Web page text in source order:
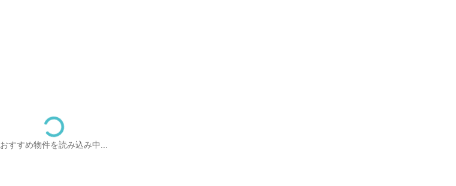
おすすめ物件を読み込み中...